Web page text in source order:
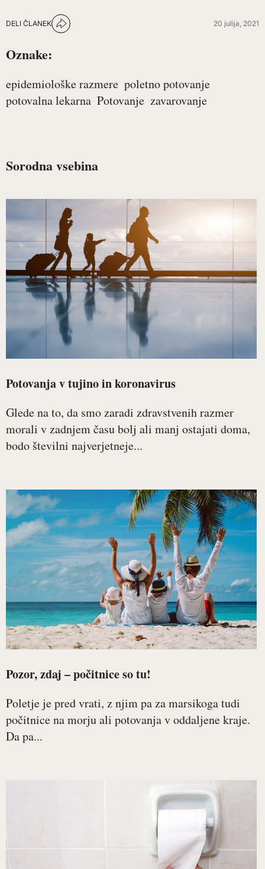
DELI ČLANEK 20 julija, 2021
Oznake:
epidemiološke razmere poletno potovanje
potovalna lekarna Potovanje zavarovanje
Sorodna vsebina
Potovanja v tujino in koronavirus
Glede na to, da smo zaradi zdravstvenih razmer
morali v zadnjem času bolj ali manj ostajati doma,
bodo številni najverjetneje...
Pozor, zdaj – počitnice so tu!
Poletje je pred vrati, z njim pa za marsikoga tudi
počitnice na morju ali potovanja v oddaljene kraje.
Da pa...